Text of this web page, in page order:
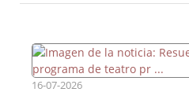
16-07-2026